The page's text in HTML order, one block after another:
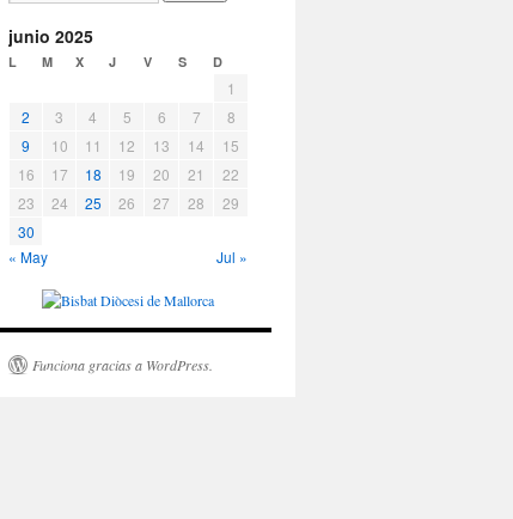
junio 2025
L M X J V S D
1
2
3 4 5 6 7
8
9
10 11 12 13 14
15
16
17 18 19 20 21
22
23
24 25 26 27 28
29
30
« May
Jul »
Funciona gracias a WordPress.